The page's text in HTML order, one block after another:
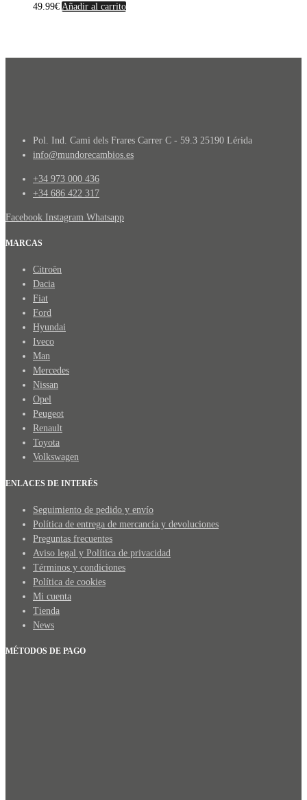
49.99€ Añadir al carrito
Pol. Ind. Cami dels Frares Carrer C - 59.3 25190 Lérida
info@mundorecambios.es
+34 973 000 436
+34 686 422 317
Facebook Instagram Whatsapp
MARCAS
Citroën
Dacia
Fiat
Ford
Hyundai
Iveco
Man
Mercedes
Nissan
Opel
Peugeot
Renault
Toyota
Volkswagen
ENLACES DE INTERÉS
Seguimiento de pedido y envío
Política de entrega de mercancía y devoluciones
Preguntas frecuentes
Aviso legal y Política de privacidad
Términos y condiciones
Política de cookies
Mi cuenta
Tienda
News
MÉTODOS DE PAGO